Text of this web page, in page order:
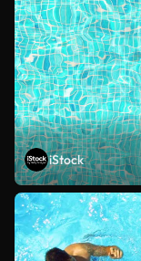
iStock